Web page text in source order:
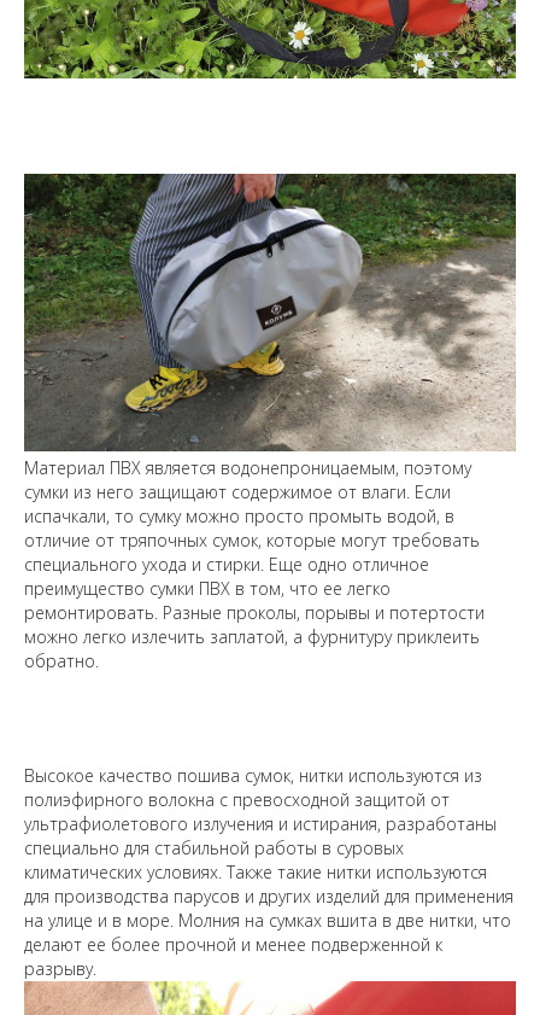
Материал ПВХ является водонепроницаемым, поэтому
сумки из него защищают содержимое от влаги. Если
испачкали, то сумку можно просто промыть водой, в
отличие от тряпочных сумок, которые могут требовать
специального ухода и стирки. Еще одно отличное
преимущество сумки ПВХ в том, что ее легко
ремонтировать. Разные проколы, порывы и потертости
можно легко излечить заплатой, а фурнитуру приклеить
обратно.
Высокое качество пошива сумок, нитки используются из
полиэфирного волокна с превосходной защитой от
ультрафиолетового излучения и истирания, разработаны
специально для стабильной работы в суровых
климатических условиях. Также такие нитки используются
для производства парусов и других изделий для применения
на улице и в море. Молния на сумках вшита в две нитки, что
делают ее более прочной и менее подверженной к
разрыву.